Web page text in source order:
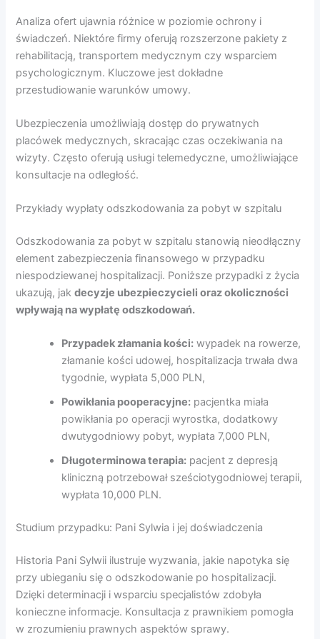
Analiza ofert ujawnia różnice w poziomie ochrony i
świadczeń. Niektóre firmy oferują rozszerzone pakiety z
rehabilitacją, transportem medycznym czy wsparciem
psychologicznym. Kluczowe jest dokładne
przestudiowanie warunków umowy.
Ubezpieczenia umożliwiają dostęp do prywatnych
placówek medycznych, skracając czas oczekiwania na
wizyty. Często oferują usługi telemedyczne, umożliwiające
konsultacje na odległość.
Przykłady wypłaty odszkodowania za pobyt w szpitalu
Odszkodowania za pobyt w szpitalu stanowią nieodłączny
element zabezpieczenia finansowego w przypadku
niespodziewanej hospitalizacji. Poniższe przypadki z życia
ukazują, jakdecyzje ubezpieczycieli oraz okoliczności
wpływają na wypłatę odszkodowań.
Przypadek złamania kości: wypadek na rowerze,
złamanie kości udowej, hospitalizacja trwała dwa
tygodnie, wypłata 5,000 PLN,
Powikłania pooperacyjne: pacjentka miała
powikłania po operacji wyrostka, dodatkowy
dwutygodniowy pobyt, wypłata 7,000 PLN,
Długoterminowa terapia: pacjent z depresją
kliniczną potrzebował sześciotygodniowej terapii,
wypłata 10,000 PLN.
Studium przypadku: Pani Sylwia i jej doświadczenia
Historia Pani Sylwii ilustruje wyzwania, jakie napotyka się
przy ubieganiu się o odszkodowanie po hospitalizacji.
Dzięki determinacji i wsparciu specjalistów zdobyła
konieczne informacje. Konsultacja z prawnikiem pomogła
w zrozumieniu prawnych aspektów sprawy.